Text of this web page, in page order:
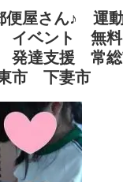
便屋さん♪ 運
ベント 無
発達支援 常
市 下妻市